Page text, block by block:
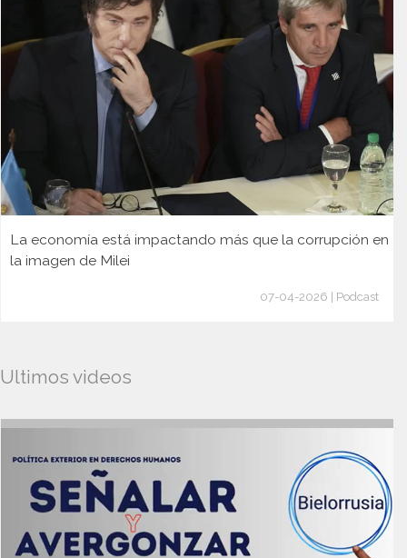
La economía está impactando más que la corrupción en
la imagen de Milei
07-04-2026 | Podcast
Ultimos videos